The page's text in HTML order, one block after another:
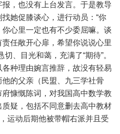
，也没有上台发言。于是教导
她促膝谈心，进行动员：“你
心里一定也有不少委屈嘛。谈
任敞开心扉，希望你说说心里
、目光和蔼，充满了“期待”。
种理由婉言推辞，故没有轻易
他的父亲（民盟、九三学社骨
慷慨陈词，对我国高中数学教
疑，包括不同意删去高中教材
运动后期他被带帽右派并且受